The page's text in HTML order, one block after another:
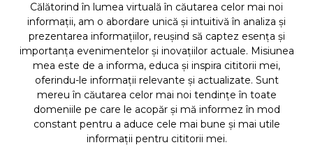
Călătorind în lumea virtuală în căutarea celor mai noi
informații, am o abordare unică și intuitivă în analiza și
prezentarea informațiilor, reușind să captez esența și
importanța evenimentelor și inovațiilor actuale. Misiunea
mea este de a informa, educa și inspira cititorii mei,
oferindu-le informații relevante și actualizate. Sunt
mereu în căutarea celor mai noi tendințe în toate
domeniile pe care le acopăr și mă informez în mod
constant pentru a aduce cele mai bune și mai utile
informații pentru cititorii mei.